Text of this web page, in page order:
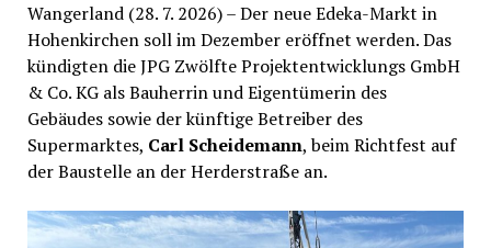
Wangerland (28. 7. 2026) – Der neue Edeka-Markt in
Hohenkirchen soll im Dezember eröffnet werden. Das
kündigten die JPG Zwölfte Projektentwicklungs GmbH
& Co. KG als Bauherrin und Eigentümerin des
Gebäudes sowie der künftige Betreiber des
Supermarktes, Carl Scheidemann, beim Richtfest auf
der Baustelle an der Herderstraße an.